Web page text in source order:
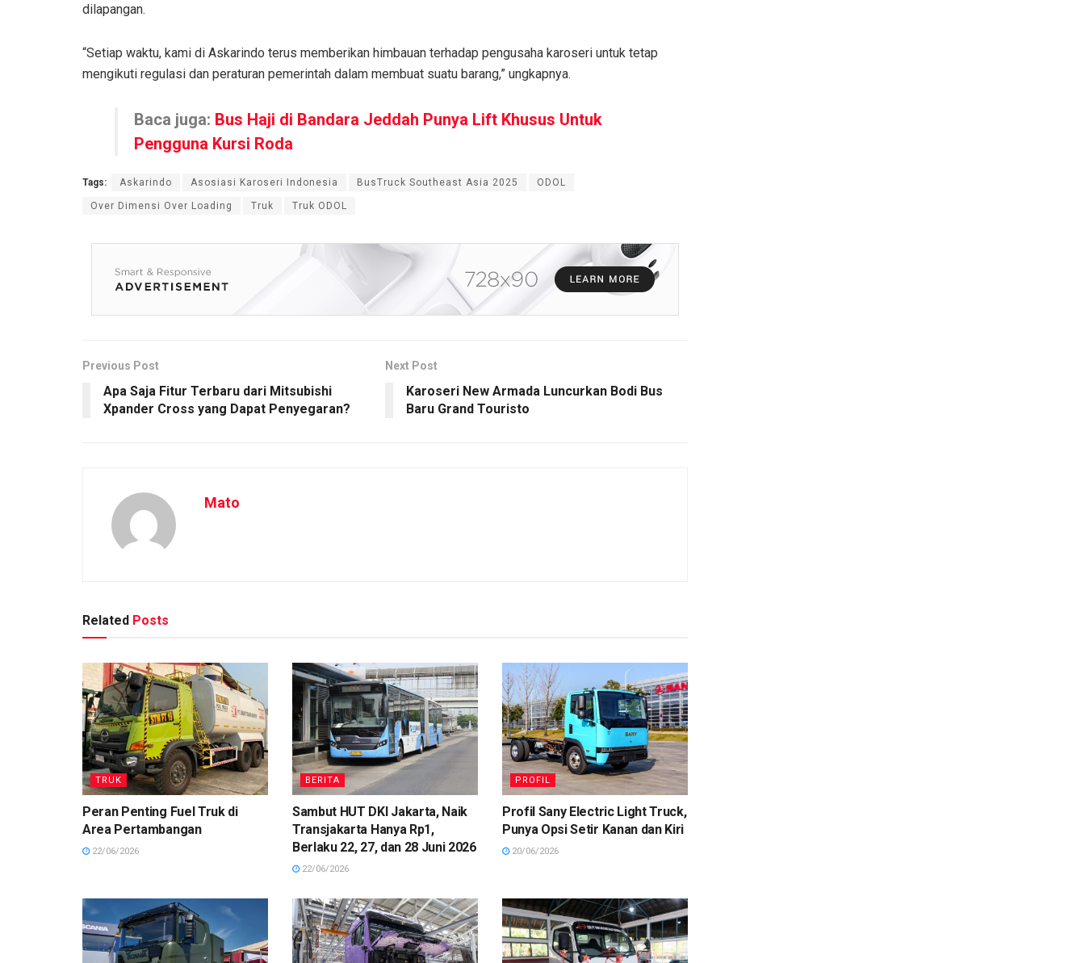
dilapangan.
“Setiap waktu, kami di Askarindo terus memberikan himbauan terhadap pengusaha karoseri untuk tetap
mengikuti regulasi dan peraturan pemerintah dalam membuat suatu barang,” ungkapnya.
Baca juga: Bus Haji di Bandara Jeddah Punya Lift Khusus Untuk
Pengguna Kursi Roda
Tags: Askarindo Asosiasi Karoseri Indonesia BusTruck Southeast Asia 2025 ODOL
Over Dimensi Over Loading Truk Truk ODOL
Previous Post
Apa Saja Fitur Terbaru dari Mitsubishi
Xpander Cross yang Dapat Penyegaran?
Next Post
Karoseri New Armada Luncurkan Bodi Bus
Baru Grand Touristo
Mato
Related Posts
TRUK
Peran Penting Fuel Truk di
Area Pertambangan
22/06/2026
BERITA
Sambut HUT DKI Jakarta, Naik
Transjakarta Hanya Rp1,
Berlaku 22, 27, dan 28 Juni 2026
22/06/2026
PROFIL
Profil Sany Electric Light Truck,
Punya Opsi Setir Kanan dan Kiri
20/06/2026